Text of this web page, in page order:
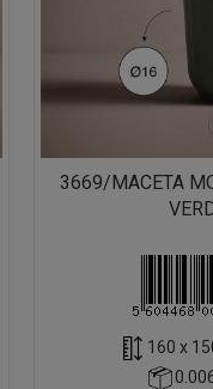
3669/MACETA
160 x